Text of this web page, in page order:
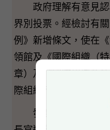
政府理解有意見認
界別投票。經檢討有
例》新增條文，使在
領館及《國際組織（
章）及《國際組織及
際組織不再合資格登記
發言人說：「我們